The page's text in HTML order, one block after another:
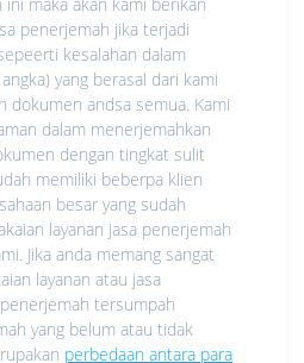
penerjemah jika terjadi
kesalahan dalam
yang berasal dari kami
dokumen andsa semua. Kami
dalam menerjemahkan
dengan tingkat sulit
memiliki beberpa klien
besar yang sudah
layanan jasa penerjemah
Jika anda memang sangat
layanan atau jasa
tersumpah
yang belum atau tidak
perbedaan antara para